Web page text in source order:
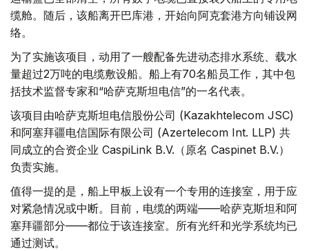
缆舱。随后，该船离开巴库港，开始向阿克套港方向铺设网
络。
为了实施该项目，动用了一艘配备先进动态排水系统、载水
量超过2万吨的电缆敷设船。船上有70名船员工作，其中包
括技术监督专家和“哈萨克斯坦电信”的一名代表。
该项目由哈萨克斯坦电信股份公司 (Kazakhtelecom JSC)
和阿塞拜疆电信国际有限公司 (Azertelecom Int. LLP) 共
同成立的合资企业 CaspiLink B.V.（原名 Caspinet B.V.）
负责实施。
值得一提的是，船上甲板上设有一个专用的连接室，用于应
对紧急情况或中断。目前，电缆的两端——哈萨克斯坦和阿
塞拜疆部分——都位于该连接室。所有光纤和光学系统均已
通过测试。